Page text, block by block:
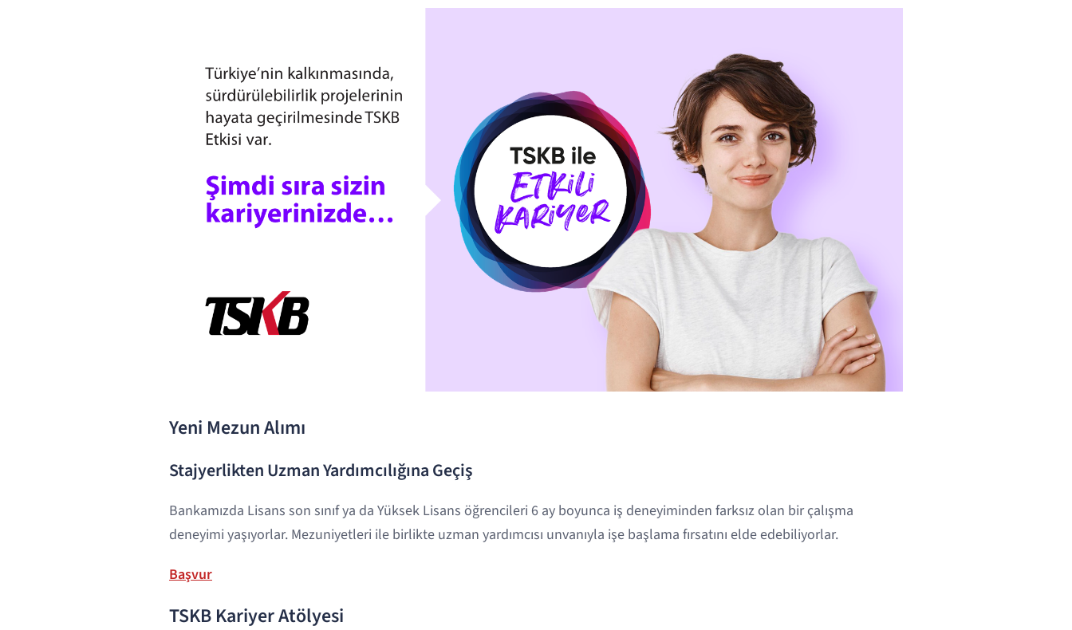
Yeni Mezun Alımı
Stajyerlikten Uzman Yardımcılığına Geçiş
Bankamızda Lisans son sınıf ya da Yüksek Lisans öğrencileri 6 ay boyunca iş deneyiminden farksız olan bir çalışma
deneyimi yaşıyorlar. Mezuniyetleri ile birlikte uzman yardımcısı unvanıyla işe başlama fırsatını elde edebiliyorlar.
Başvur
TSKB Kariyer Atölyesi